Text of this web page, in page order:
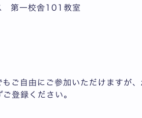
第一校舎101教室
もご自由にご参加いただけますが
登録ください。